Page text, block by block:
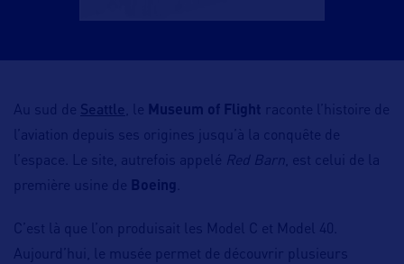
Au sud de Seattle , le Museum of Flight
raconte l’histoire de
l’aviation depuis ses origines jusqu’à la conquête de
l’espace. Le site, autrefois appelé Red Barn , est celui de la
première usine de Boeing
C’est là que l’on produisait les Model C et Model 40.
Aujourd’hui, le musée permet de découvrir plusieurs